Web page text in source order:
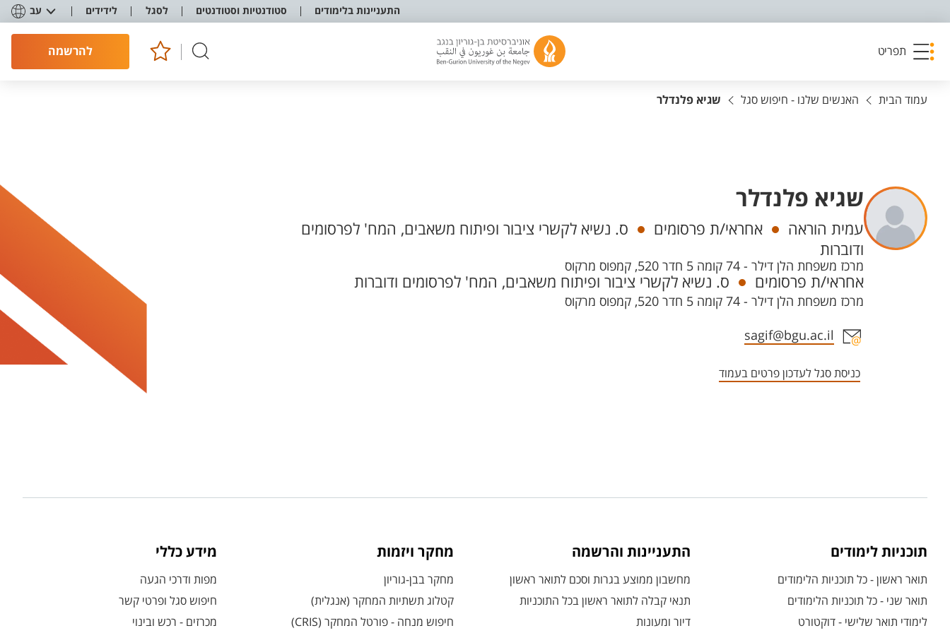
התעניינות בלימודים סטודנטיות וסטודנטים לסגל לידידים עב
תפריט להרשמה
עמוד הבית האנשים שלנו - חיפוש סגל שגיא פלנדלר
שגיא פלנדלר
יחידות
עמית הוראה אחראי/ת פרסומים
ס. נשיא לקשרי ציבור ופיתוח משאבים, המח' לפרסומים
ודוברות
מרכז משפחת הלן דילר - 74 קומה 5 חדר 520, קמפוס מרקוס
אחראי/ת פרסומים ס. נשיא לקשרי ציבור ופיתוח משאבים, המח' לפרסומים ודוברות
מרכז משפחת הלן דילר - 74 קומה 5 חדר 520, קמפוס מרקוס
אזור צור קשר עם איש הסגל
sagif@bgu.ac.il
כניסת סגל לעדכון פרטים בעמוד
תוכניות לימודים
תואר ראשון - כל תוכניות הלימודים
תואר שני - כל תוכניות הלימודים
לימודי תואר שלישי - דוקטורט
התעניינות והרשמה
מחשבון ממוצע בגרות וסכם לתואר ראשון
תנאי קבלה לתואר ראשון בכל התוכניות
דיור ומעונות
מחקר ויזמות
מחקר בבן-גוריון
קטלוג תשתיות המחקר (אנגלית)
חיפוש מנחה - פורטל המחקר (CRIS)
מידע כללי
מפות ודרכי הגעה
חיפוש סגל ופרטי קשר
מכרזים - רכש ובינוי